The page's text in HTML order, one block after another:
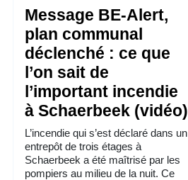
Message BE-Alert,
plan communal
déclenché : ce que
l’on sait de
l’important incendie
à Schaerbeek (vidéo)
L’incendie qui s’est déclaré dans un
entrepôt de trois étages à
Schaerbeek a été maîtrisé par les
pompiers au milieu de la nuit. Ce